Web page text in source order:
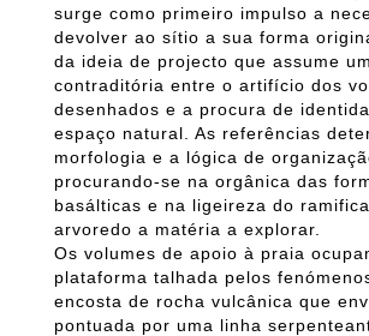
surge como primeiro impulso a
devolver ao sítio a sua forma
da ideia de projecto que assume
contraditória entre o artifício dos
desenhados e a procura de
espaço natural. As referências
morfologia e a lógica de
procurando-se na orgânica das
basálticas e na ligeireza do
arvoredo a matéria a explorar.
Os volumes de apoio à praia
plataforma talhada pelos
encosta de rocha vulcânica que
pontuada por uma linha